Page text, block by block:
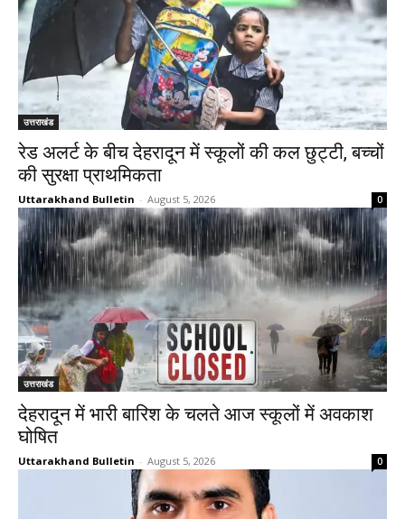
उत्तराखंड
रेड अलर्ट के बीच देहरादून में स्कूलों की कल छुट्टी, बच्चों
की सुरक्षा प्राथमिकता
Uttarakhand Bulletin - August 5, 2026 0
उत्तराखंड
देहरादून में भारी बारिश के चलते आज स्कूलों में अवकाश
घोषित
Uttarakhand Bulletin - August 5, 2026 0